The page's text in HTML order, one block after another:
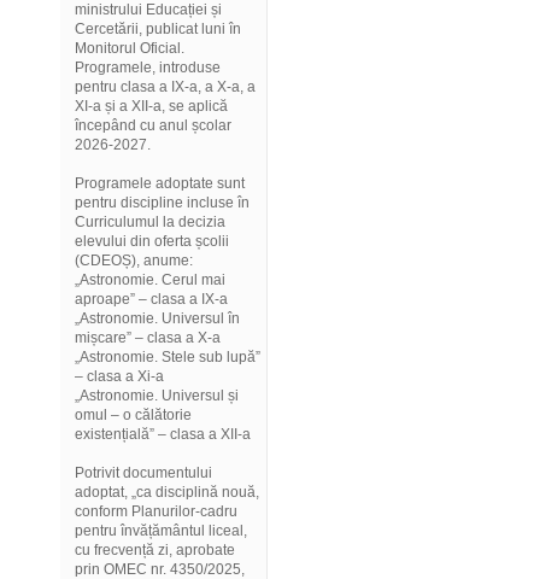
ministrului Educației și
Cercetării, publicat luni în
Monitorul Oficial.
Programele, introduse
pentru clasa a IX-a, a X-a, a
XI-a și a XII-a, se aplică
începând cu anul școlar
2026-2027.
Programele adoptate sunt
pentru discipline incluse în
Curriculumul la decizia
elevului din oferta școlii
(CDEOȘ), anume:
„Astronomie. Cerul mai
aproape” – clasa a IX-a
„Astronomie. Universul în
mișcare” – clasa a X-a
„Astronomie. Stele sub lupă”
– clasa a Xi-a
„Astronomie. Universul și
omul – o călătorie
existențială” – clasa a XII-a
Potrivit documentului
adoptat, „ca disciplină nouă,
conform Planurilor-cadru
pentru învățământul liceal,
cu frecvență zi, aprobate
prin OMEC nr. 4350/2025,